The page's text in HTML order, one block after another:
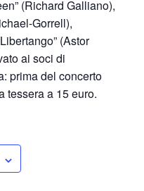
(Richard Galliano),
Gorrell),
(Astor
ai soci di
prima del concerto
tessera a 15 euro.